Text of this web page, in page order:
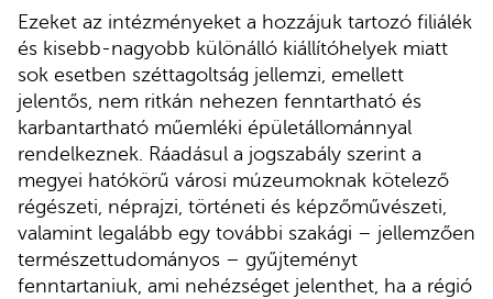
Ezeket az intézményeket a hozzájuk tartozó filiálék
és kisebb-nagyobb különálló kiállítóhelyek miatt
sok esetben széttagoltság jellemzi, emellett
jelentős, nem ritkán nehezen fenntartható és
karbantartható műemléki épületállománnyal
rendelkeznek. Ráadásul a jogszabály szerint a
megyei hatókörű városi múzeumoknak kötelező
régészeti, néprajzi, történeti és képzőművészeti,
valamint legalább egy további szakági – jellemzően
természettudományos – gyűjteményt
fenntartaniuk, ami nehézséget jelenthet, ha a régió